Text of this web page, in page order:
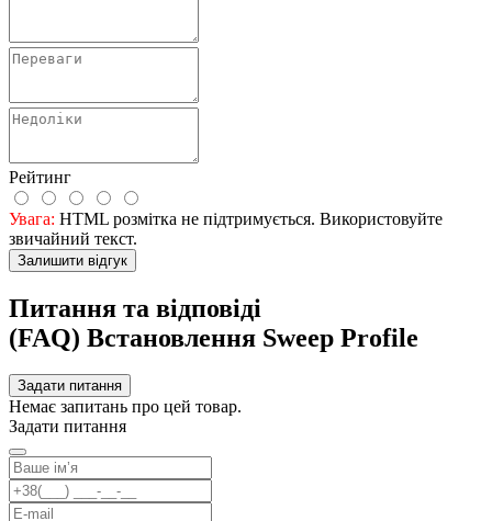
Рейтинг
Увага: HTML розмітка не підтримується. Використовуйте
звичайний текст.
Залишити відгук
Питання та відповіді
(FAQ) Встановлення Sweep Profile
Задати питання
Немає запитань про цей товар.
Задати питання